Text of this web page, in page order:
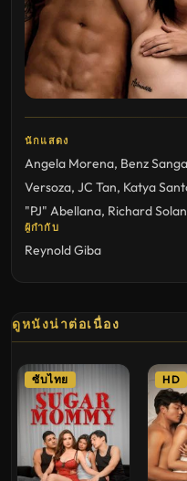
นักแสดง
Angela Morena, Benz
Versoza, JC Tan, Katya
"PJ" Abellana, Richard
ผู้กำกับ
Reynold Giba
ดูหนังน่าต่อเนื่อง
ซับไทย HD